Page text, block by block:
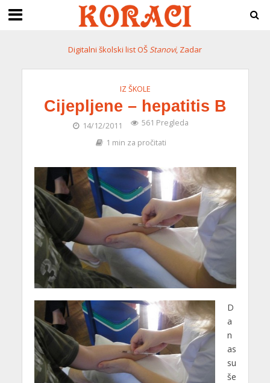
Digitalni školski list OŠStanovi, Zadar
IZ ŠKOLE
Cijepljene – hepatitis B
14/12/2011
561 Pregleda
1 min za pročitati
D
a
n
as
su
še